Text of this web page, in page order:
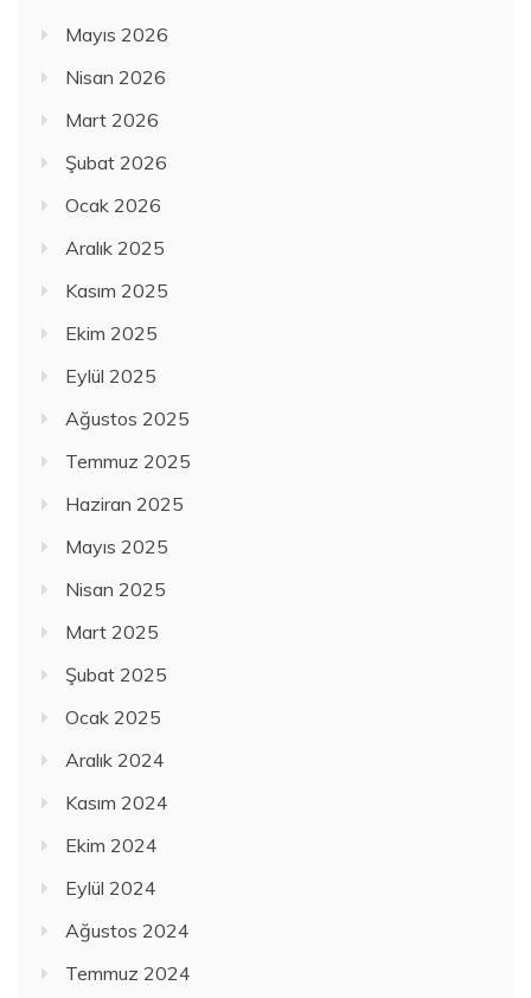
Mayıs 2026
Nisan 2026
Mart 2026
Şubat 2026
Ocak 2026
Aralık 2025
Kasım 2025
Ekim 2025
Eylül 2025
Ağustos 2025
Temmuz 2025
Haziran 2025
Mayıs 2025
Nisan 2025
Mart 2025
Şubat 2025
Ocak 2025
Aralık 2024
Kasım 2024
Ekim 2024
Eylül 2024
Ağustos 2024
Temmuz 2024